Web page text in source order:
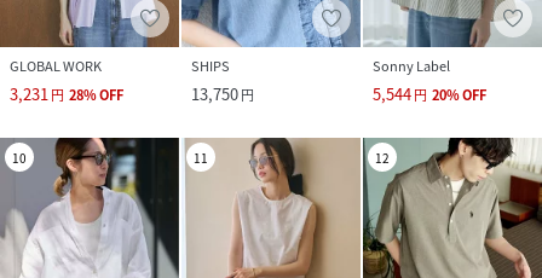
GLOBAL WORK
3,231円 28%OFF
SHIPS
13,750円
Sonny Label
5,544円 20%OFF
10 11 12